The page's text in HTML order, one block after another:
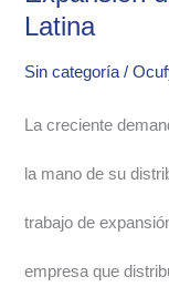
Latina
Sin categoría/
La creciente
la mano de su
trabajo de
empresa que